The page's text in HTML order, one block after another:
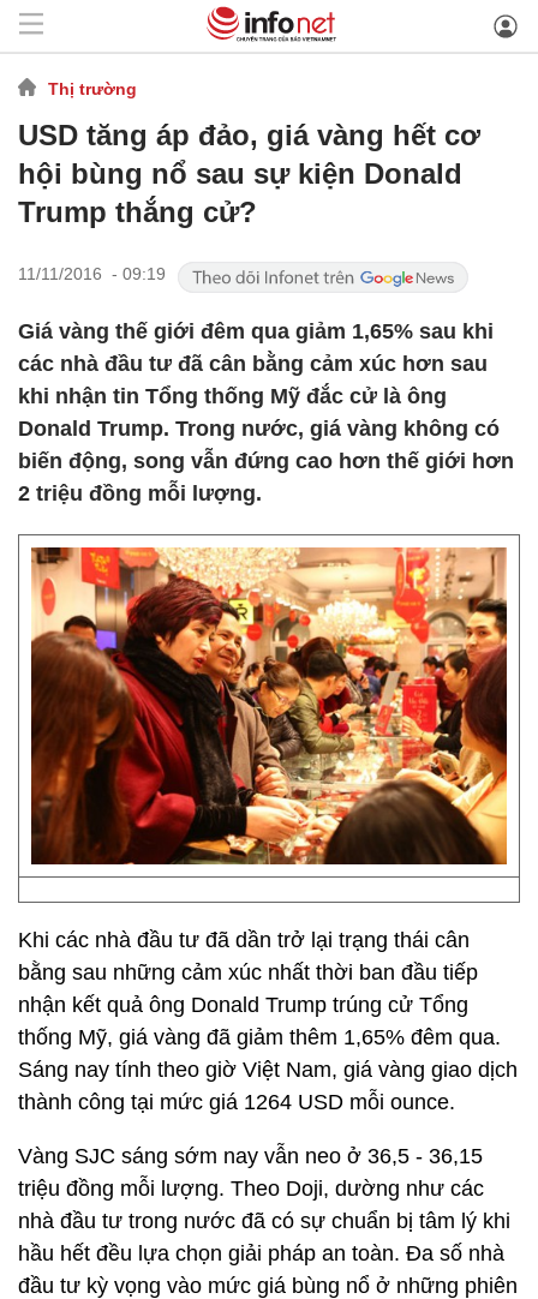
Thị trường
USD tăng áp đảo, giá vàng hết cơ
hội bùng nổ sau sự kiện Donald
Trump thắng cử?
11/11/2016 - 09:19
Giá vàng thế giới đêm qua giảm 1,65% sau khi
các nhà đầu tư đã cân bằng cảm xúc hơn sau
khi nhận tin Tổng thống Mỹ đắc cử là ông
Donald Trump. Trong nước, giá vàng không có
biến động, song vẫn đứng cao hơn thế giới hơn
2 triệu đồng mỗi lượng.
Khi các nhà đầu tư đã dần trở lại trạng thái cân
bằng sau những cảm xúc nhất thời ban đầu tiếp
nhận kết quả ông Donald Trump trúng cử Tổng
thống Mỹ, giá vàng đã giảm thêm 1,65% đêm qua.
Sáng nay tính theo giờ Việt Nam, giá vàng giao dịch
thành công tại mức giá 1264 USD mỗi ounce.
Vàng SJC sáng sớm nay vẫn neo ở 36,5 - 36,15
triệu đồng mỗi lượng. Theo Doji, dường như các
nhà đầu tư trong nước đã có sự chuẩn bị tâm lý khi
hầu hết đều lựa chọn giải pháp an toàn. Đa số nhà
đầu tư kỳ vọng vào mức giá bùng nổ ở những phiên